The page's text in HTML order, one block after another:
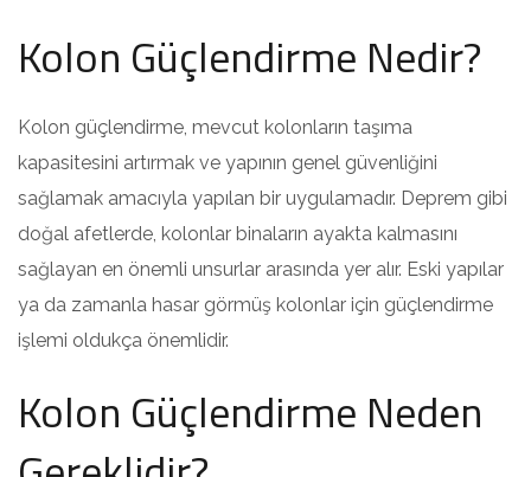
Kolon Güçlendirme Nedir?
Kolon güçlendirme, mevcut kolonların taşıma
kapasitesini artırmak ve yapının genel güvenliğini
sağlamak amacıyla yapılan bir uygulamadır. Deprem gibi
doğal afetlerde, kolonlar binaların ayakta kalmasını
sağlayan en önemli unsurlar arasında yer alır. Eski yapılar
ya da zamanla hasar görmüş kolonlar için güçlendirme
işlemi oldukça önemlidir.
Kolon Güçlendirme Neden